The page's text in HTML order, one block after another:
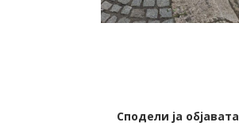
Сподели ја објавата